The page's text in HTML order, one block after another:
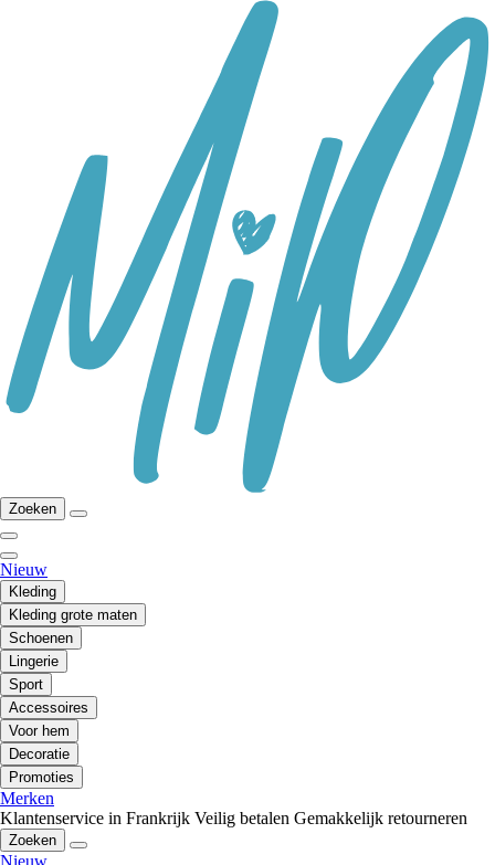
Zoeken
Nieuw
Kleding
Kleding grote maten
Schoenen
Lingerie
Sport
Accessoires
Voor hem
Decoratie
Promoties
Merken
Klantenservice in Frankrijk Veilig betalen Gemakkelijk retourneren
Zoeken